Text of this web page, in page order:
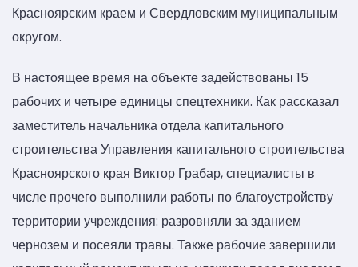
Красноярским краем и Свердловским муниципальным
округом.
В настоящее время на объекте задействованы 15
рабочих и четыре единицы спецтехники. Как рассказал
заместитель начальника отдела капитального
строительства Управления капитального строительства
Красноярского края Виктор Грабар, специалисты в
числе прочего выполнили работы по благоустройству
территории учреждения: разровняли за зданием
чернозем и посеяли травы. Также рабочие завершили